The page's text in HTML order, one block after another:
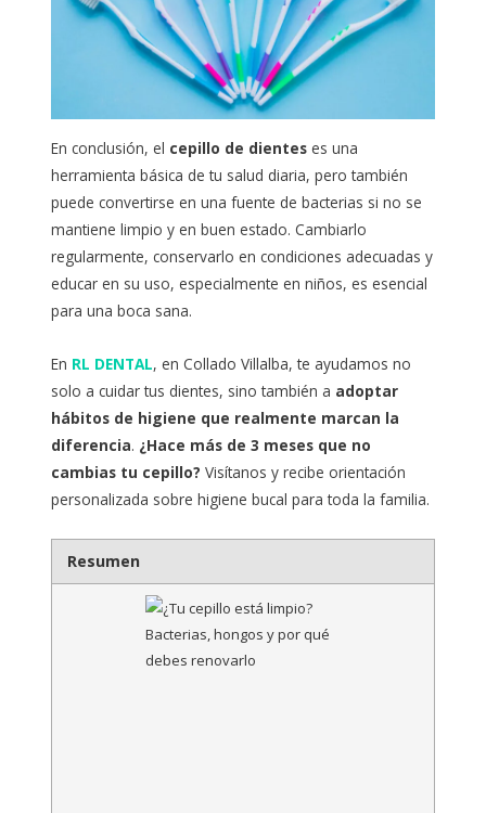
En conclusión, el cepillo de dientes es una
herramienta básica de tu salud diaria, pero también
puede convertirse en una fuente de bacterias si no se
mantiene limpio y en buen estado. Cambiarlo
regularmente, conservarlo en condiciones adecuadas y
educar en su uso, especialmente en niños, es esencial
para una boca sana.
En RL DENTAL, en Collado Villalba, te ayudamos no
solo a cuidar tus dientes, sino también a adoptar
hábitos de higiene que realmente marcan la
diferencia. ¿Hace más de 3 meses que no
cambias tu cepillo?Visítanos y recibe orientación
personalizada sobre higiene bucal para toda la familia.
Resumen